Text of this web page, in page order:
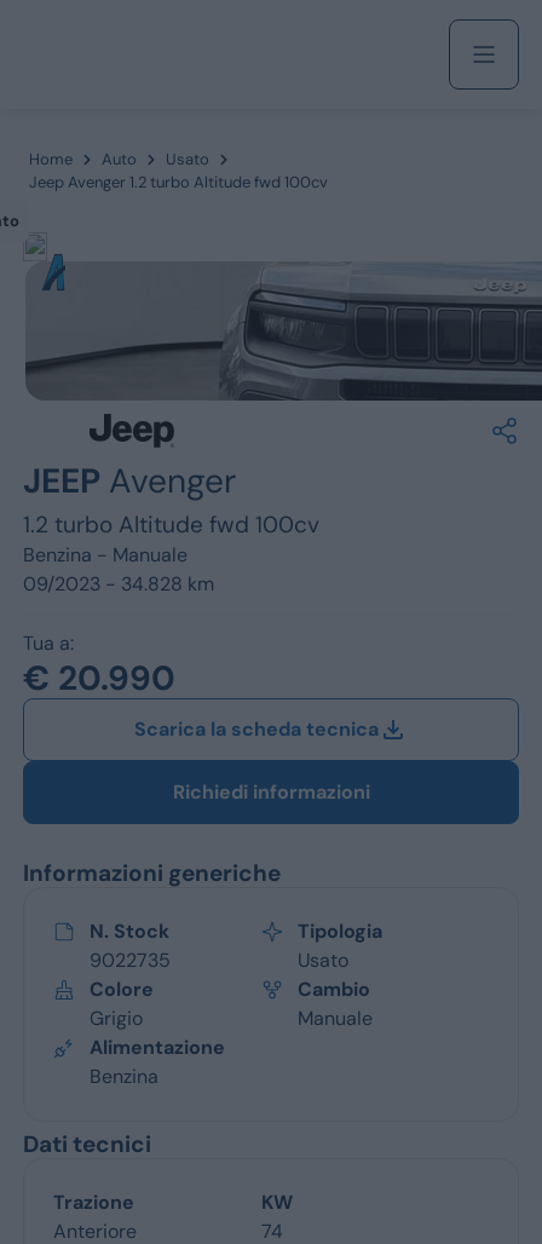
Servizi
Ford
Opel
Home Auto
Usato
Jeep Avenger 1.2 turbo Altitude fwd 100cv
JEEP Avenger
1.2 turbo Altitude fwd 100cv
Benzina - Manuale
09/2023 - 34.828 km
Tua a:
€ 20.990
Scarica la scheda tecnica
Richiedi informazioni
Informazioni generiche
N. Stock
9022735
Tipologia
Usato
Colore
Grigio
Cambio
Manuale
Alimentazione
Benzina
Dati tecnici
Trazione
Anteriore
KW
74